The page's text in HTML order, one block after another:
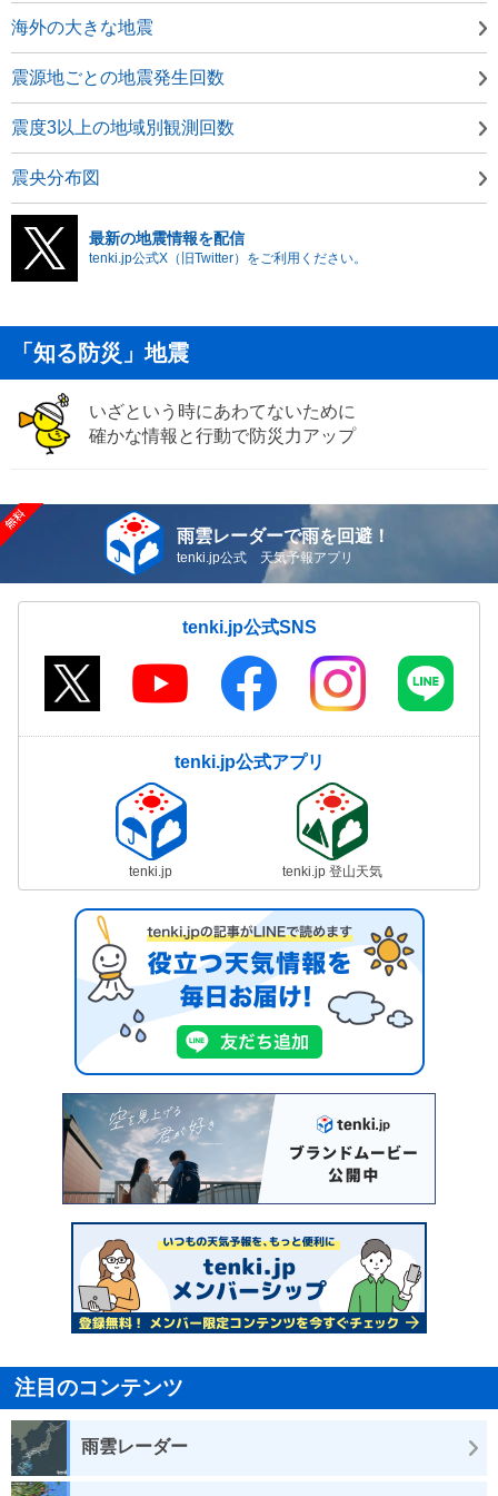
海外の大きな地震
震源地ごとの地震発生回数
震度3以上の地域別観測回数
震央分布図
最新の地震情報を配信
tenki.jp公式X（旧Twitter）をご利用ください。
「知る防災」地震
いざという時にあわてないために
確かな情報と行動で防災力アップ
雨雲レーダーで雨を回避！
tenki.jp公式 天気予報アプリ
tenki.jp公式SNS
tenki.jp公式アプリ
tenki.jp tenki.jp 登山天気
注目のコンテンツ
雨雲レーダー